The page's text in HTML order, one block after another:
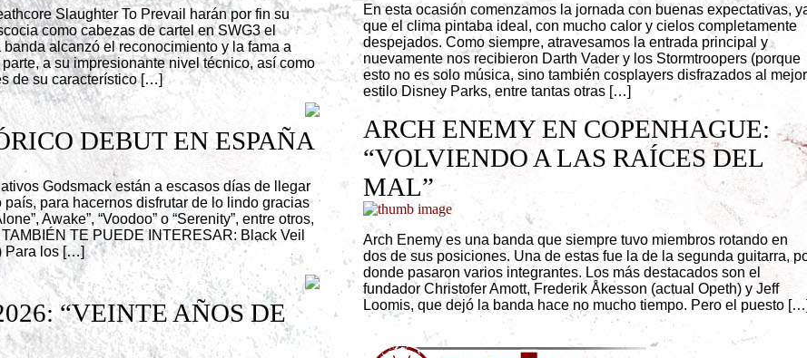
Slaughter To Prevail harán por fin su
como cabezas de cartel en SWG3 el
alcanzó el reconocimiento y la fama a
a su impresionante nivel técnico, así como
de su característico […]
DEBUT EN ESPAÑA
Godsmack están a escasos días de llegar
país, para hacernos disfrutar de lo lindo gracias
Awake”, “Voodoo” o “Serenity”, entre otros,
TE PUEDE INTERESAR: Black Veil
Para los […]
“VEINTE AÑOS DE
En esta ocasión comenzamos la jornada con buenas expectativas,
que el clima pintaba ideal, con mucho calor y cielos completamente
despejados. Como siempre, atravesamos la entrada principal y
nuevamente nos recibieron Darth Vader y los Stormtroopers (porque
esto no es solo música, sino también cosplayers disfrazados al mejor
estilo Disney Parks, entre tantas otras […]
ARCH ENEMY EN COPENHAGUE:
“VOLVIENDO A LAS RAÍCES DEL
MAL”
Arch Enemy es una banda que siempre tuvo miembros rotando en
dos de sus posiciones. Una de estas fue la de la segunda guitarra,
donde pasaron varios integrantes. Los más destacados son el
fundador Christofer Amott, Frederik Åkesson (actual Opeth) y Jeff
Loomis, que dejó la banda hace no mucho tiempo. Pero el puesto